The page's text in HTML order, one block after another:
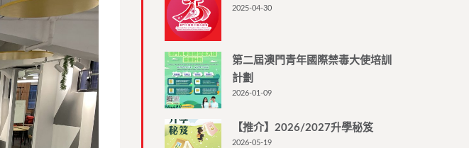
2025-04-30
第二屆澳門青年國際禁毒大使培訓
計劃
2026-01-09
【推介】2026/2027升學秘笈
2026-05-19